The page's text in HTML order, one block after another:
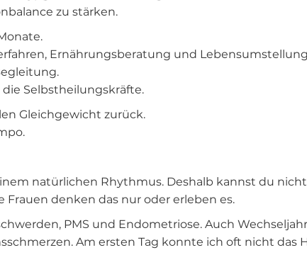
zu stärken.
Ernährungsberatung und
Selbstheilungskräfte.
Gleichgewicht zurück.
natürlichen Rhythmus. Deshalb kannst du
denken das nur oder erleben es.
PMS und Endometriose. Auch
Am ersten Tag konnte ich oft nicht das